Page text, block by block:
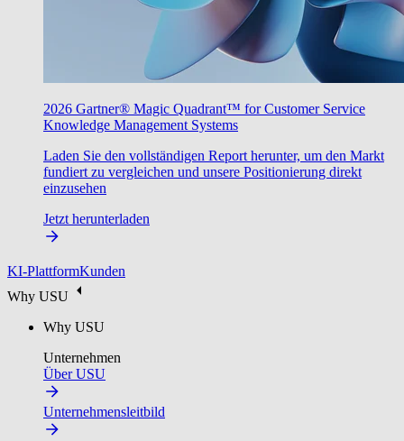
2026 Gartner® Magic Quadrant™ for Customer Service
Knowledge Management Systems
Laden Sie den vollständigen Report herunter, um den Markt
fundiert zu vergleichen und unsere Positionierung direkt
einzusehen
Jetzt herunterladen
KI-PlattformKunden
Why USU
Why USU
Unternehmen
Über USU
Unternehmensleitbild